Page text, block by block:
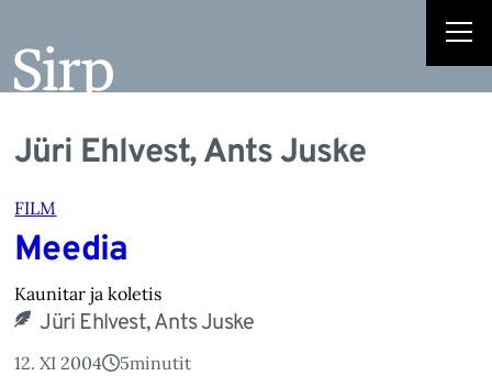
Jüri Ehlvest, Ants Juske
FILM
Meedia
Kaunitar ja koletis
Jüri Ehlvest, Ants Juske
12. XI 2004 5minutit